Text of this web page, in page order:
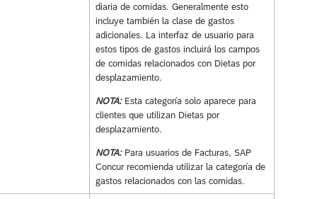
diaria de comidas. Generalmente esto
incluye también la clase de gastos
adicionales. La interfaz de usuario para
estos tipos de gastos incluirá los campos
de comidas relacionados con Dietas por
desplazamiento.
NOTA:Esta categoría solo aparece para
clientes que utilizan Dietas por
desplazamiento.
NOTA:Para usuarios de Facturas, SAP
Concur recomienda utilizar la categoría de
gastos relacionados con las comidas.